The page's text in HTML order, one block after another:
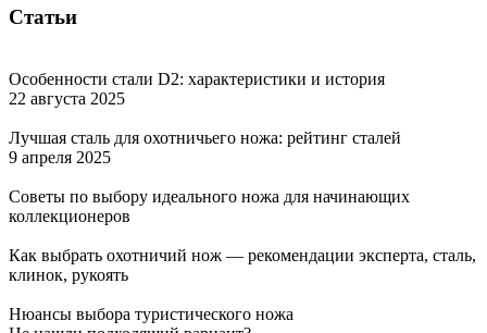
Статьи
Особенности стали D2: характеристики и история
22 августа 2025
Лучшая сталь для охотничьего ножа: рейтинг сталей
9 апреля 2025
Советы по выбору идеального ножа для начинающих
коллекционеров
Как выбрать охотничий нож — рекомендации эксперта, сталь,
клинок, рукоять
Нюансы выбора туристического ножа